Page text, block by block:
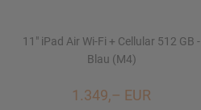
11" iPad Air Wi-Fi + Cellular 512 GB -
Blau (M4)
1.349,– EUR